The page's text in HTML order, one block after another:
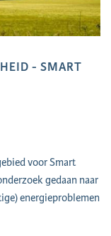
- SMART
voor Smart
gedaan naar
energieproblemen